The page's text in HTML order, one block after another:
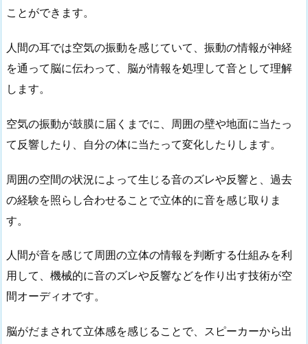
ことができます。
人間の耳では空気の振動を感じていて、振動の情報が神経
を通って脳に伝わって、脳が情報を処理して音として理解
します。
空気の振動が鼓膜に届くまでに、周囲の壁や地面に当たっ
て反響したり、自分の体に当たって変化したりします。
周囲の空間の状況によって生じる音のズレや反響と、過去
の経験を照らし合わせることで立体的に音を感じ取りま
す。
人間が音を感じて周囲の立体の情報を判断する仕組みを利
用して、機械的に音のズレや反響などを作り出す技術が空
間オーディオです。
脳がだまされて立体感を感じることで、スピーカーから出